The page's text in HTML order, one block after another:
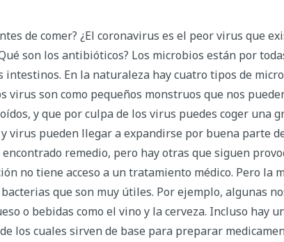
de comer? ¿El coronavirus es el peor virus que
son los antibióticos? Los microbios están por
En la naturaleza hay cuatro tipos de
virus son como pequeños monstruos que nos
y que por culpa de los virus puedes coger
virus pueden llegar a expandirse por buena parte
remedio, pero hay otras que siguen
no tiene acceso a un tratamiento médico. Pero la
que son muy útiles. Por ejemplo, algunas
o bebidas como el vino y la cerveza. Incluso hay
los cuales sirven de base para preparar